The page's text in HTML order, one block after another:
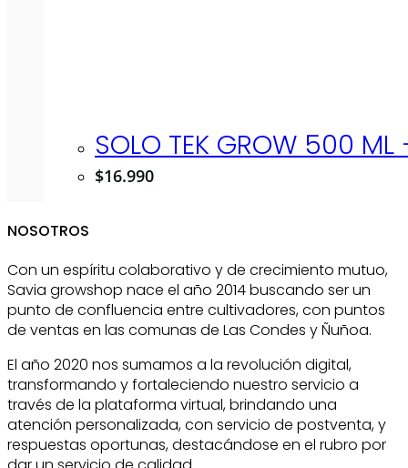
SOLO TEK GROW 500 ML
$16.990
NOSOTROS
Con un espíritu colaborativo y de crecimiento mutuo,
Savia growshop nace el año 2014 buscando ser un
punto de confluencia entre cultivadores, con puntos
de ventas en las comunas de Las Condes y Ñuñoa.
El año 2020 nos sumamos a la revolución digital,
transformando y fortaleciendo nuestro servicio a
través de la plataforma virtual, brindando una
atención personalizada, con servicio de postventa, y
respuestas oportunas, destacándose en el rubro por